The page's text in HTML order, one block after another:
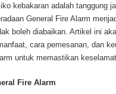
kebakaran adalah tanggung
General Fire Alarm
boleh diabaikan. Artikel ini
cara pemesanan, dan
untuk memastikan
Fire Alarm